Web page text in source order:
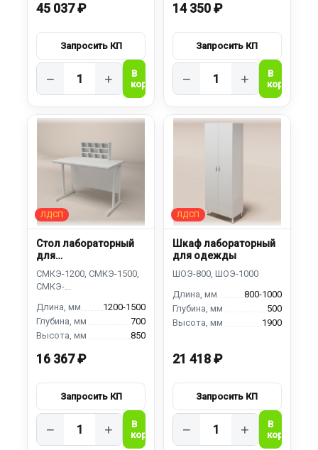
45 037 ₽
− +
14 350 ₽
− +
Стол лабораторный
для
1200-1500
700
850
16 367 ₽
− +
Шкаф лабораторный
для одежды
800-1000
500
1900
21 418 ₽
− +